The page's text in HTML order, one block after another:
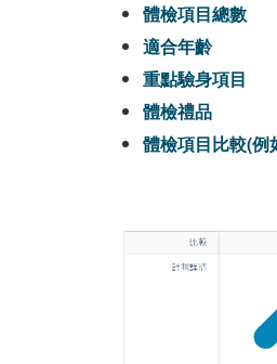
體檢項目總數
適合年齡
重點驗身項目
體檢禮品
體檢項目比較(例